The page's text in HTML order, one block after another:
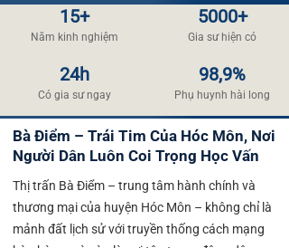
15+
Năm kinh nghiệm
5000+
​Gia sư hiện có
24h
​Có gia sư ngay
98,9%
​Phụ huynh hài long​
Bà Điểm – Trái Tim Của Hóc Môn, Nơi
Người Dân Luôn Coi Trọng Học Vấn
Thị trấn Bà Điểm – trung tâm hành chính và
thương mại của huyện Hóc Môn – không chỉ là
mảnh đất lịch sử với truyền thống cách mạng